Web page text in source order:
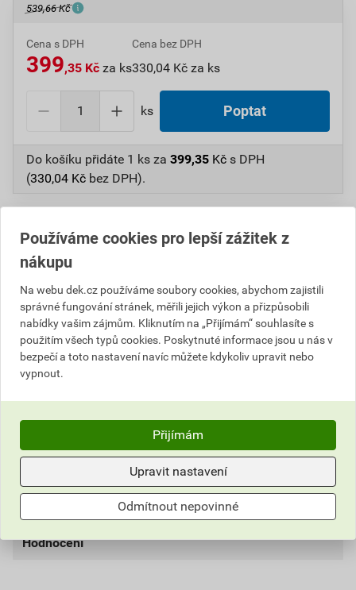
539,66 Kč
Cena s DPH
399,35 Kč za ks
Cena bez DPH
330,04 Kč za ks
ks Poptat
Do košíku přidáte 1 ks za 399,35 Kč s DPH
(330,04 Kč bez DPH).
Výrobky značky:
BETONPRES
Popis
Druh střešní tvarovky, která slouží k jednoduchému a
estetickému ukončení nároží. Díky zakulacení konce
hřebenáče dochází k elegantnímu zakrytí otevřených
částí na konci nároží.
Aktuální prodejní cena po slevě 26% z ceníkové ceny
bez DPH za ks s DPH za ks
Dokumenty výrobce
externí odkaz
typ
Hodnocení
Používáme cookies pro lepší zážitek z
nákupu
Na webu dek.cz používáme soubory cookies, abychom zajistili
správné fungování stránek, měřili jejich výkon a přizpůsobili
nabídky vašim zájmům. Kliknutím na „Přijímám“ souhlasíte s
použitím všech typů cookies. Poskytnuté informace jsou u nás v
bezpečí a toto nastavení navíc můžete kdykoliv upravit nebo
vypnout.
Přijímám
Upravit nastavení
Odmítnout nepovinné